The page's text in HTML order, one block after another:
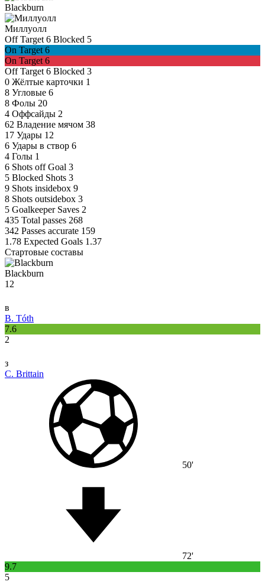
Blackburn
Миллуолл
Off Target 6 Blocked 5
On Target 6
On Target 6
Off Target 6 Blocked 3
0 Жёлтые карточки 1
8 Угловые 6
8 Фолы 20
4 Оффсайды 2
62 Владение мячом 38
17 Удары 12
6 Удары в створ 6
4 Голы 1
6 Shots off Goal 3
5 Blocked Shots 3
9 Shots insidebox 9
8 Shots outsidebox 3
5 Goalkeeper Saves 2
435 Total passes 268
342 Passes accurate 159
1.78 Expected Goals 1.37
Стартовые составы
Blackburn
12
в
B. Tóth
7.6
2
з
C. Brittain
50'
72'
9.7
5